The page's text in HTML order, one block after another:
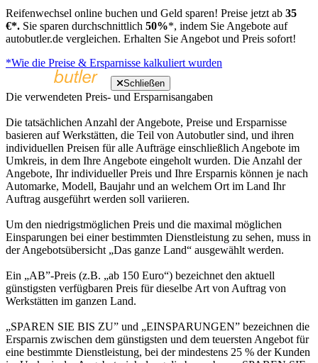
Reifenwechsel online buchen und Geld sparen! Preise jetzt ab 35
€*. Sie sparen durchschnittlich 50%*, indem Sie Angebote auf
autobutler.de vergleichen. Erhalten Sie Angebot und Preis sofort!
*Wie die Preise & Ersparnisse kalkuliert wurden
Schließen
Die verwendeten Preis- und Ersparnisangaben
Die tatsächlichen Anzahl der Angebote, Preise und Ersparnisse
basieren auf Werkstätten, die Teil von Autobutler sind, und ihren
individuellen Preisen für alle Aufträge einschließlich Angebote im
Umkreis, in dem Ihre Angebote eingeholt wurden. Die Anzahl der
Angebote, Ihr individueller Preis und Ihre Ersparnis können je nach
Automarke, Modell, Baujahr und an welchem Ort im Land Ihr
Auftrag ausgeführt werden soll variieren.
Um den niedrigstmöglichen Preis und die maximal möglichen
Einsparungen bei einer bestimmten Dienstleistung zu sehen, muss in
der Angebotsübersicht „Das ganze Land“ ausgewählt werden.
Ein „AB”-Preis (z.B. „ab 150 Euro“) bezeichnet den aktuell
günstigsten verfügbaren Preis für dieselbe Art von Auftrag von
Werkstätten im ganzen Land.
„SPAREN SIE BIS ZU” und „EINSPARUNGEN” bezeichnen die
Ersparnis zwischen dem günstigsten und dem teuersten Angebot für
eine bestimmte Dienstleistung, bei der mindestens 25 % der Kunden